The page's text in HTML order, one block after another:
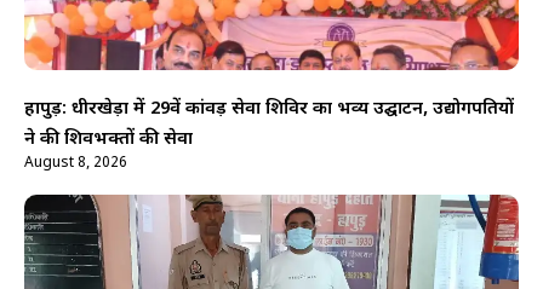
हापुड़: धीरखेड़ा में 29वें कांवड़ सेवा शिविर का भव्य उद्घाटन, उद्योगपतियों
ने की शिवभक्तों की सेवा
August 8, 2026